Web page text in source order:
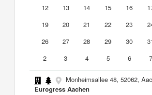
12
13 14 15 16
19
20 21 22 23
26
27 28 29 30
2
3 4 5 6 7
Monheimsallee 48, 52062,
Eurogress Aachen